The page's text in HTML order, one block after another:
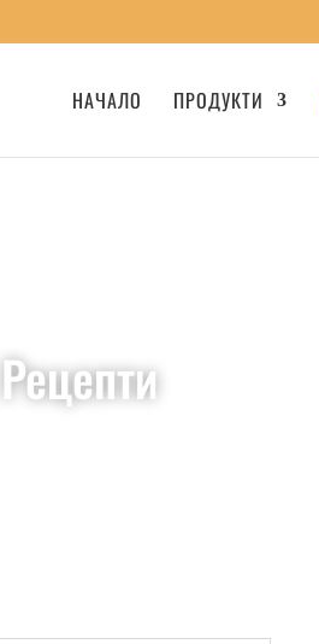
НАЧАЛО ПРОДУКТИ
Рецепти